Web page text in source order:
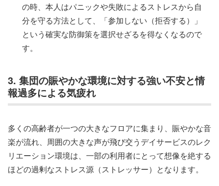
の時、本人はパニックや失敗によるストレスから自
分を守る方法として、「参加しない（拒否する）」
という確実な防御策を選択せざるを得なくなるので
す。
3. 集団の賑やかな環境に対する強い不安と情
報過多による気疲れ
多くの高齢者が一つの大きなフロアに集まり、賑やかな音
楽が流れ、周囲の大きな声が飛び交うデイサービスのレク
リエーション環境は、一部の利用者にとって想像を絶する
ほどの過剰なストレス源（ストレッサー）となります。